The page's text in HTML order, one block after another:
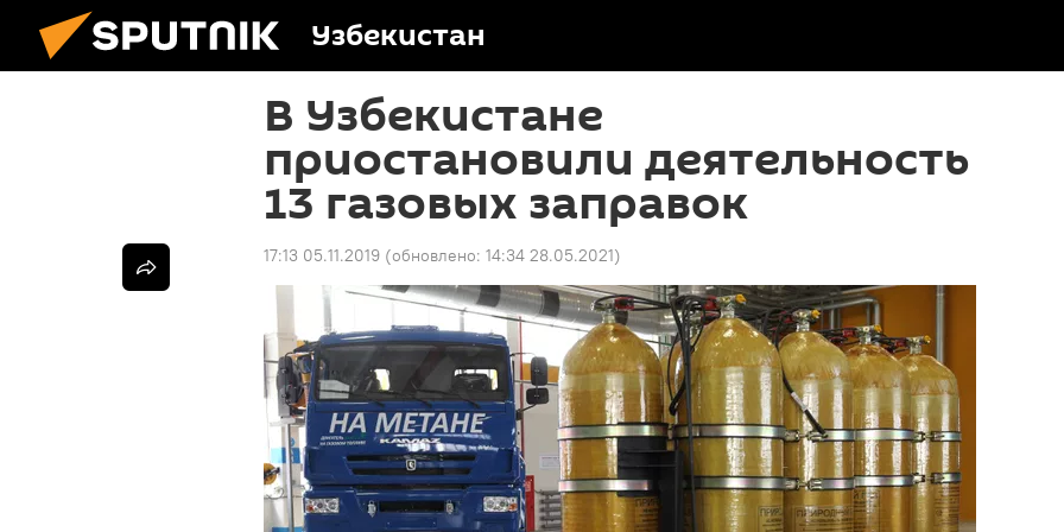
Узбекистан
В Узбекистане
приостановили деятельность
13 газовых заправок
17:13 05.11.2019 (обновлено: 14:34 28.05.2021)